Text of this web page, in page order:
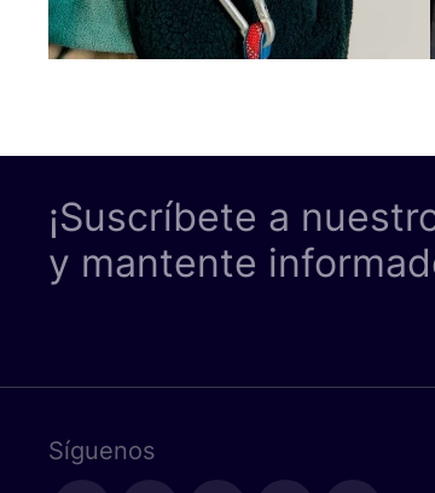
¡Suscríbete a
y mantente
Síguenos